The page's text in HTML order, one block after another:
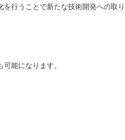
行うことで新たな技術開発への取り
能になります。